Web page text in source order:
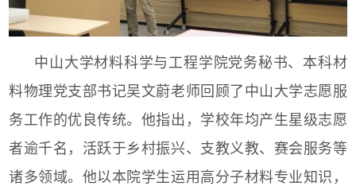
中山大学材料科学与工程学院党务秘书、本科材
料物理党支部书记吴文蔚老师回顾了中山大学志愿服
务工作的优良传统。他指出，学校年均产生星级志愿
者逾千名，活跃于乡村振兴、支教义教、赛会服务等
诸多领域。他以本院学生运用高分子材料专业知识，